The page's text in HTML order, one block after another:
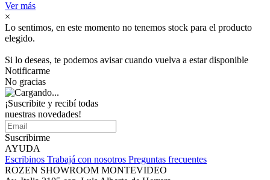
Ver más
×
Lo sentimos, en este momento no tenemos stock para el producto
elegido.
Si lo deseas, te podemos avisar cuando vuelva a estar disponible
Notificarme
No gracias
¡Suscribite y recibí todas
nuestras novedades!
Suscribirme
AYUDA
Escribinos Trabajá con nosotros Preguntas frecuentes
ROZEN SHOWROOM MONTEVIDEO